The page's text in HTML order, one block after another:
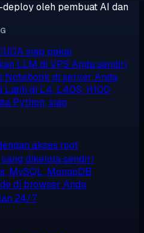
oleh pembuat AI dan
siap pakai
LLM di VPS Anda sendiri
Notebook di server Anda
Latih di L4, L40S, H100
Python, siap
akses root
dikelola sendiri
MySQL, MongoDB
di browser Anda
24/7